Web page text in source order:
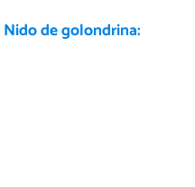
Nido de golondrina: